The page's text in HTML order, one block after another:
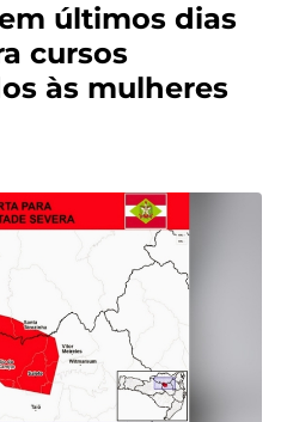
últimos dias
cursos
às mulheres